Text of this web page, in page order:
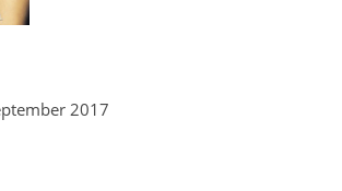
2017